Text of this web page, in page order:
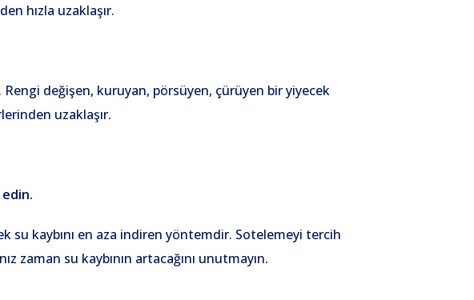
hızla uzaklaşır.
değişen, kuruyan, pörsüyen, çürüyen bir yiyecek
uzaklaşır.
su kaybını en aza indiren yöntemdir. Sotelemeyi tercih
zaman su kaybının artacağını unutmayın.